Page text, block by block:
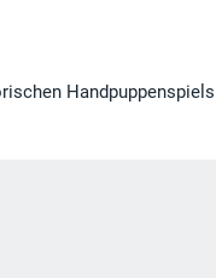
Handpuppenspiels